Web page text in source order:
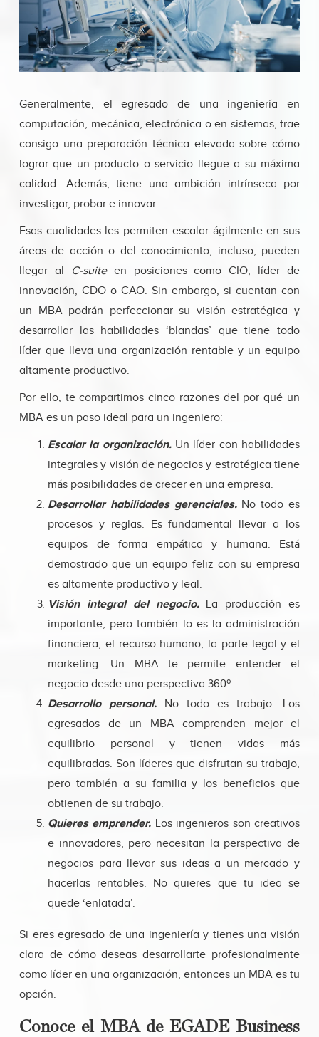
Generalmente, el egresado de una ingeniería en
computación, mecánica, electrónica o en sistemas, trae
consigo una preparación técnica elevada sobre cómo
lograr que un producto o servicio llegue a su máxima
calidad. Además, tiene una ambición intrínseca por
investigar, probar e innovar.
Esas cualidades les permiten escalar ágilmente en sus
áreas de acción o del conocimiento, incluso, pueden
llegar al
C-suiteen posiciones como CIO, líder de
innovación, CDO o CAO. Sin embargo, si cuentan con
un MBA podrán perfeccionar su visión estratégica y
desarrollar las habilidades ‘blandas’ que tiene todo
líder que lleva una organización rentable y un equipo
altamente productivo.
Por ello, te compartimos cinco razones del por qué un
MBA es un paso ideal para un ingeniero:
Escalar la organización.Un líder con habilidades
integrales y visión de negocios y estratégica tiene
más posibilidades de crecer en una empresa.
Desarrollar habilidades gerenciales. No todo es
procesos y reglas. Es fundamental llevar a los
equipos de forma empática y humana. Está
demostrado que un equipo feliz con su empresa
es altamente productivo y leal.
Visión integral del negocio.La producción es
importante, pero también lo es la administración
financiera, el recurso humano, la parte legal y el
marketing. Un MBA te permite entender el
negocio desde una perspectiva 360º.
Desarrollo personal. No todo es trabajo. Los
egresados de un MBA comprenden mejor el
equilibrio personal y tienen vidas más
equilibradas. Son líderes que disfrutan su trabajo,
pero también a su familia y los beneficios que
obtienen de su trabajo.
Quieres emprender. Los ingenieros son creativos
e innovadores, pero necesitan la perspectiva de
negocios para llevar sus ideas a un mercado y
hacerlas rentables. No quieres que tu idea se
quede ‘enlatada’.
Si eres egresado de una ingeniería y tienes una visión
clara de cómo deseas desarrollarte profesionalmente
como líder en una organización, entonces un MBA es tu
opción.
Conoce el MBA de EGADE Business